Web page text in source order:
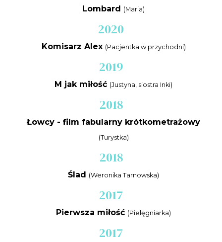
Lombard (Maria)
2020
Komisarz Alex (Pacjentka w przychodni)
2019
M jak miłość (Justyna, siostra Inki)
2018
Łowcy - film fabularny krótkometrażowy
(Turystka)
2018
Ślad (Weronika Tarnowska)
2017
Pierwsza miłość (Pielęgniarka)
2017